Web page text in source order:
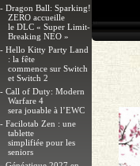
- Dragon Ball: Sparking!
ZERO accueille
le DLC « Super Limit-
Breaking NEO »
- Hello Kitty Party Land
: la fête
commence sur Switch
et Switch 2
- Call of Duty: Modern
Warfare 4
sera jouable à l’EWC
- Facilotab Zen : une
tablette
simplifiée pour les
seniors